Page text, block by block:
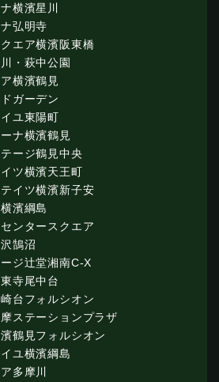
横濱星川
弘明寺
エア横濱阪東橋
・萩中公園
横濱鶴見
ガーデン
ユ東陽町
ナ横濱鶴見
ージ鶴見中央
ツ横濱天王町
イツ横濱新子安
濱綱島
ンタースクエア
鵠沼
ジ辻堂湘南C-X
寺尾中台
台フォルシオン
ステーションプラザ
鶴見フォルシオン
ユ横濱綱島
多摩川